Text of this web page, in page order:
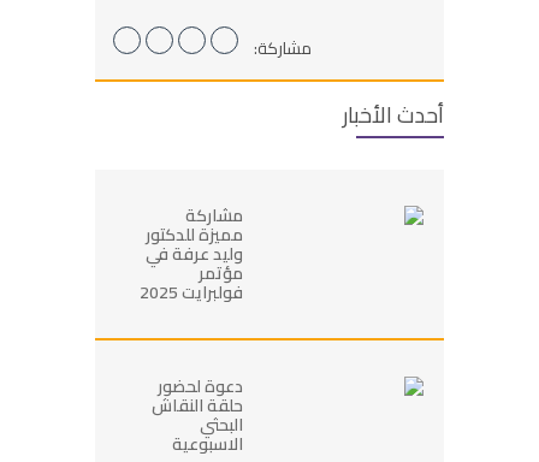
مشاركة:
أحدث الأخبار
مشاركة
مميزة للدكتور
وليد عرفة في
مؤتمر
فولبرايت 2025
دعوة لحضور
حلقة النقاش
البحثي
الاسبوعية